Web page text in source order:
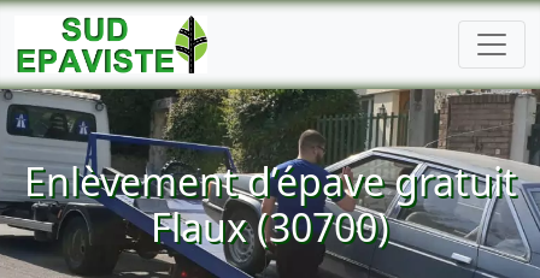
Enlèvement d’épave gratuit
Flaux (30700)